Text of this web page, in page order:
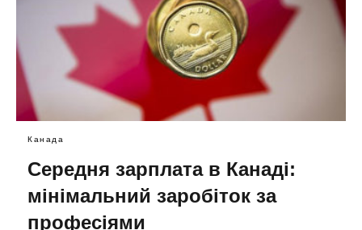
Канада
Середня зарплата в Канаді:
мінімальний заробіток за
професіями